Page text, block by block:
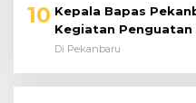
10 Kepala Bapas
Kegiatan
Paparan
Di Pekanbaru